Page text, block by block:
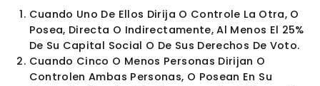
Definición de Parte Relacionada
Salvador
Conforme a lo establecido en el Articulo 199-C del Código Tributario, se entenderá